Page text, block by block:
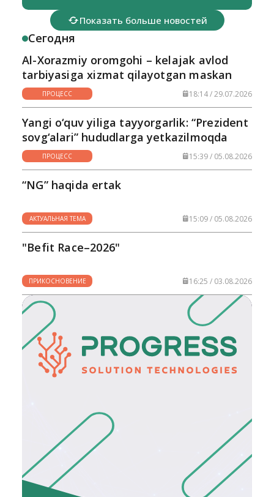
Показать больше новостей
Сегодня
Al-Xorazmiy oromgohi – kelajak avlod
tarbiyasiga xizmat qilayotgan maskan
ПРОЦЕСС 18:14 / 29.07.2026
Yangi o‘quv yiliga tayyorgarlik: “Prezident
sovg‘alari” hududlarga yetkazilmoqda
ПРОЦЕСС 15:39 / 05.08.2026
“NG” haqida ertak
АКТУАЛЬНАЯ ТЕМА 15:09 / 05.08.2026
"Befit Race–2026"
ПРИКОСНОВЕНИЕ 16:25 / 03.08.2026